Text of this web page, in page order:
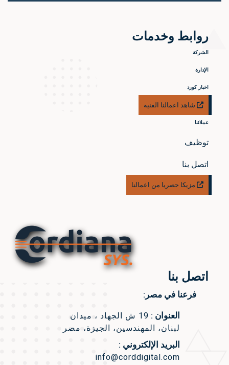
روابط وخدمات
الشركة
الإدارة
اخبار كورد
شاهد اعمالنا الفنية
عملائنا
توظيف
اتصل بنا
مزيكا حصريا من اعمالنا
اتصل بنا
فرعنا في مصر:
العنوان :
19 ش الجهاد ، ميدان
لبنان، المهندسين، الجيزة، مصر
البريد الإلكتروني :
info@corddigital.com